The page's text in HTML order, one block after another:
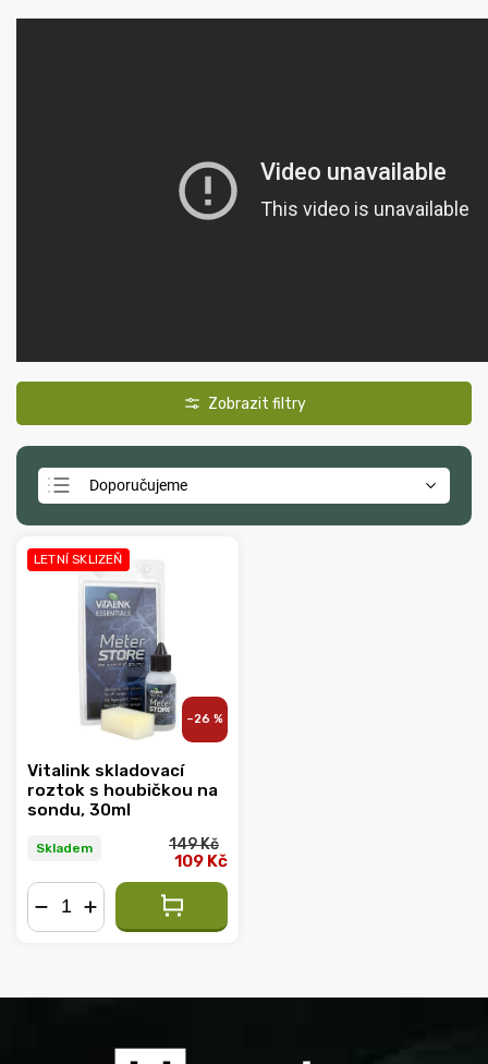
Doporučujeme
Nejdražší
Nejprodávanější
Abecedně
LETNÍ SKLIZEŇ
–26 %
Vitalink skladovací
roztok s houbičkou na
sondu, 30ml
Skladem 149 Kč
109 Kč